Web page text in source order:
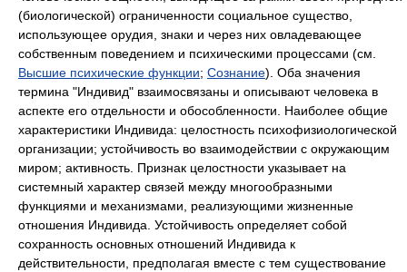
(биологической) ограниченности социальное существо,
использующее орудия, знаки и через них овладевающее
собственным поведением и психическими процессами (см.
Высшие психические функции; Сознание). Оба значения
термина "Индивид" взаимосвязаны и описывают человека в
аспекте его отдельности и обособленности. Наиболее общие
характеристики Индивида: целостность психофизиологической
организации; устойчивость во взаимодействии с окружающим
миром; активность. Признак целостности указывает на
системный характер связей между многообразными
функциями и механизмами, реализующими жизненные
отношения Индивида. Устойчивость определяет собой
сохранность основных отношений Индивида к
действительности, предполагая вместе с тем существование